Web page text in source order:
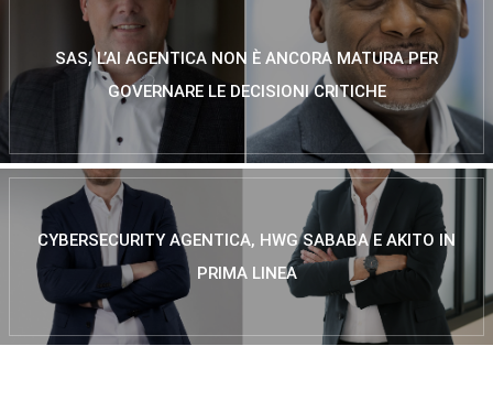
SAS, L’AI AGENTICA NON È ANCORA MATURA PER
GOVERNARE LE DECISIONI CRITICHE
CYBERSECURITY AGENTICA, HWG SABABA E AKITO IN
PRIMA LINEA